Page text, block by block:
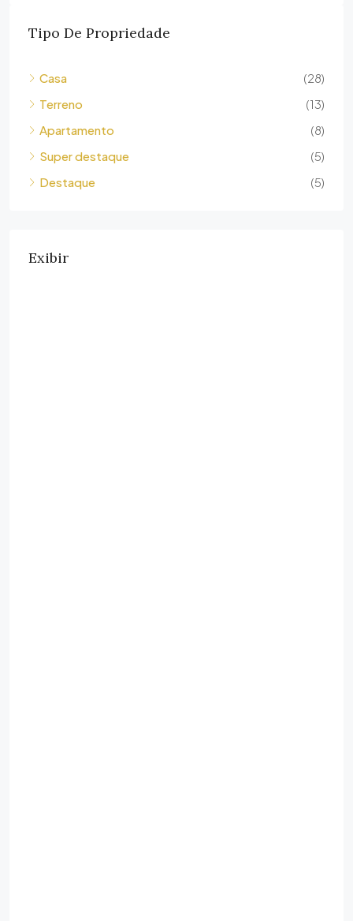
Tipo De Propriedade
Casa
(28)
Terreno
(13)
Apartamento
(8)
Super destaque
(5)
Destaque
(5)
Exibir